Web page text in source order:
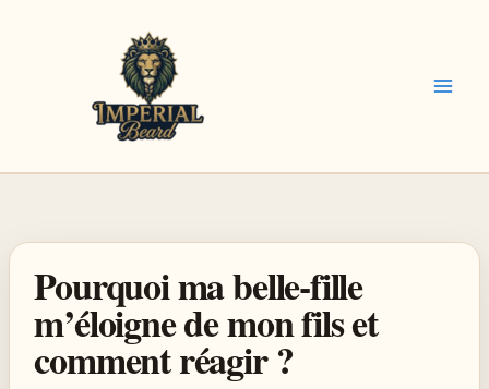
Pourquoi ma belle-fille
m’éloigne de mon fils et
comment réagir ?